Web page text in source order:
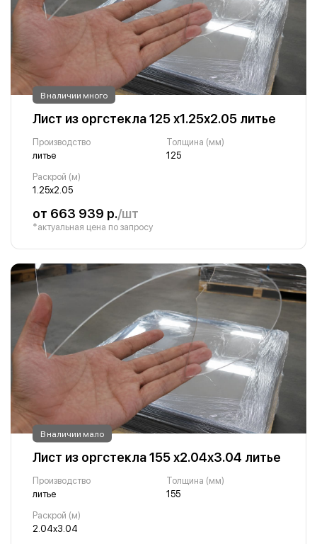
В наличии много
Лист из оргстекла 125 х1.25х2.05 литье
Производство
литье
Толщина (мм)
125
Раскрой (м)
1.25х2.05
от 663 939 р./шт
*актуальная цена по запросу
В наличии мало
Лист из оргстекла 155 х2.04х3.04 литье
Производство
литье
Толщина (мм)
155
Раскрой (м)
2.04х3.04